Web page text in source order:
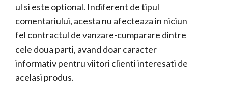
ul si este optional. Indiferent de tipul
comentariului, acesta nu afecteaza in niciun
fel contractul de vanzare-cumparare dintre
cele doua parti, avand doar caracter
informativ pentru viitori clienti interesati de
acelasi produs.